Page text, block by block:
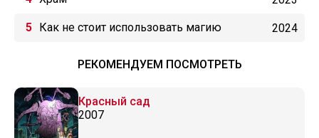
Как не стоит использовать магию 2024
РЕКОМЕНДУЕМ ПОСМОТРЕТЬ
Красный сад
2007